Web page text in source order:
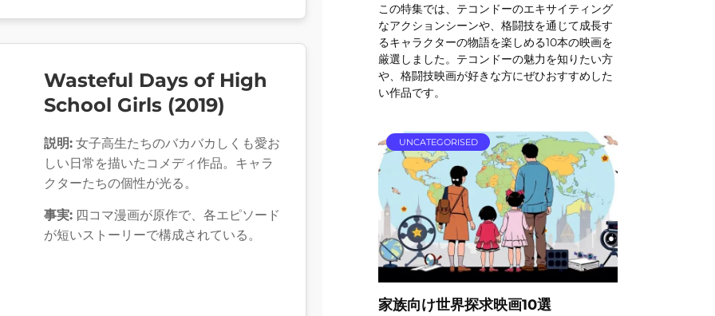
Wasteful Days of High
School Girls (2019)
説明: 女子高生たちのバカバカしくも愛お
しい日常を描いたコメディ作品。キャラ
クターたちの個性が光る。
事実: 四コマ漫画が原作で、各エピソード
が短いストーリーで構成されている。
この特集では、テコンドーのエキサイティング
なアクションシーンや、格闘技を通じて成長す
るキャラクターの物語を楽しめる10本の映画を
厳選しました。テコンドーの魅力を知りたい方
や、格闘技映画が好きな方にぜひおすすめした
い作品です。
UNCATEGORISED
家族向け世界探求映画10選